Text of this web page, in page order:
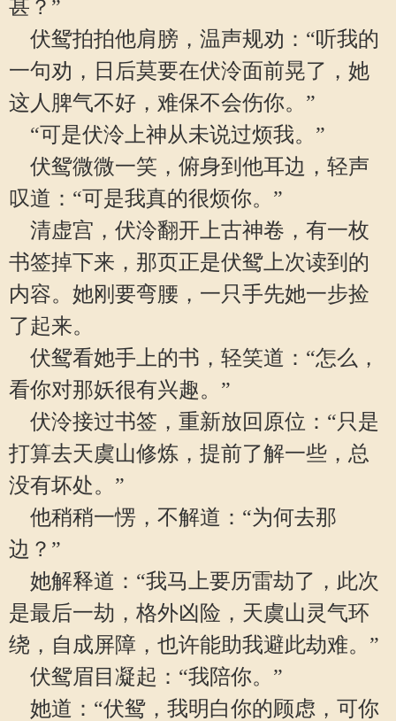
甚？”
伏鸳拍拍他肩膀，温声规劝：“听我的
一句劝，日后莫要在伏泠面前晃了，她
这人脾气不好，难保不会伤你。”
“可是伏泠上神从未说过烦我。”
伏鸳微微一笑，俯身到他耳边，轻声
叹道：“可是我真的很烦你。”
清虚宫，伏泠翻开上古神卷，有一枚
书签掉下来，那页正是伏鸳上次读到的
内容。她刚要弯腰，一只手先她一步捡
了起来。
伏鸳看她手上的书，轻笑道：“怎么，
看你对那妖很有兴趣。”
伏泠接过书签，重新放回原位：“只是
打算去天虞山修炼，提前了解一些，总
没有坏处。”
他稍稍一愣，不解道：“为何去那
边？”
她解释道：“我马上要历雷劫了，此次
是最后一劫，格外凶险，天虞山灵气环
绕，自成屏障，也许能助我避此劫难。”
伏鸳眉目凝起：“我陪你。”
她道：“伏鸳，我明白你的顾虑，可你